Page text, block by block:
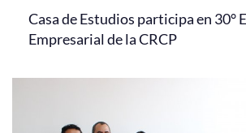
Casa de Estudios participa en 30°
Empresarial de la CRCP